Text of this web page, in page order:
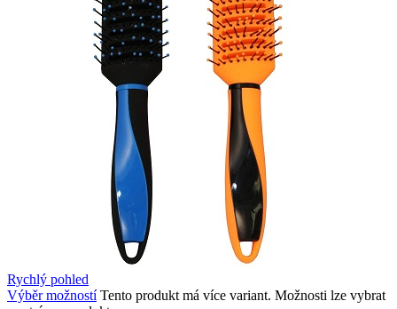
Rychlý pohled
Výběr možností Tento produkt má více variant. Možnosti lze vybrat